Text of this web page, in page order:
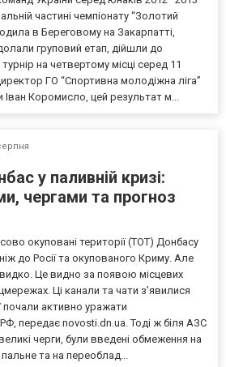
частині чемпіонату “Золотий
в Береговому на Закарпатті,
груповий етап, дійшли до
на четвертому місці серед 11
ГО “Спортивна молодіжна ліга”
Коромисло, цей результат м...
у паливній кризі:
чергами та прогноз
окуповані території (ТОТ) Донбасу
до Росії та окупованого Криму. Але
Це видно за появою місцевих
Ці канали та чати з’явилися
почали активно уражати
передає novosti.dn.ua. Тоді ж біля АЗС
черги, були введені обмеження на
та на переоблад...